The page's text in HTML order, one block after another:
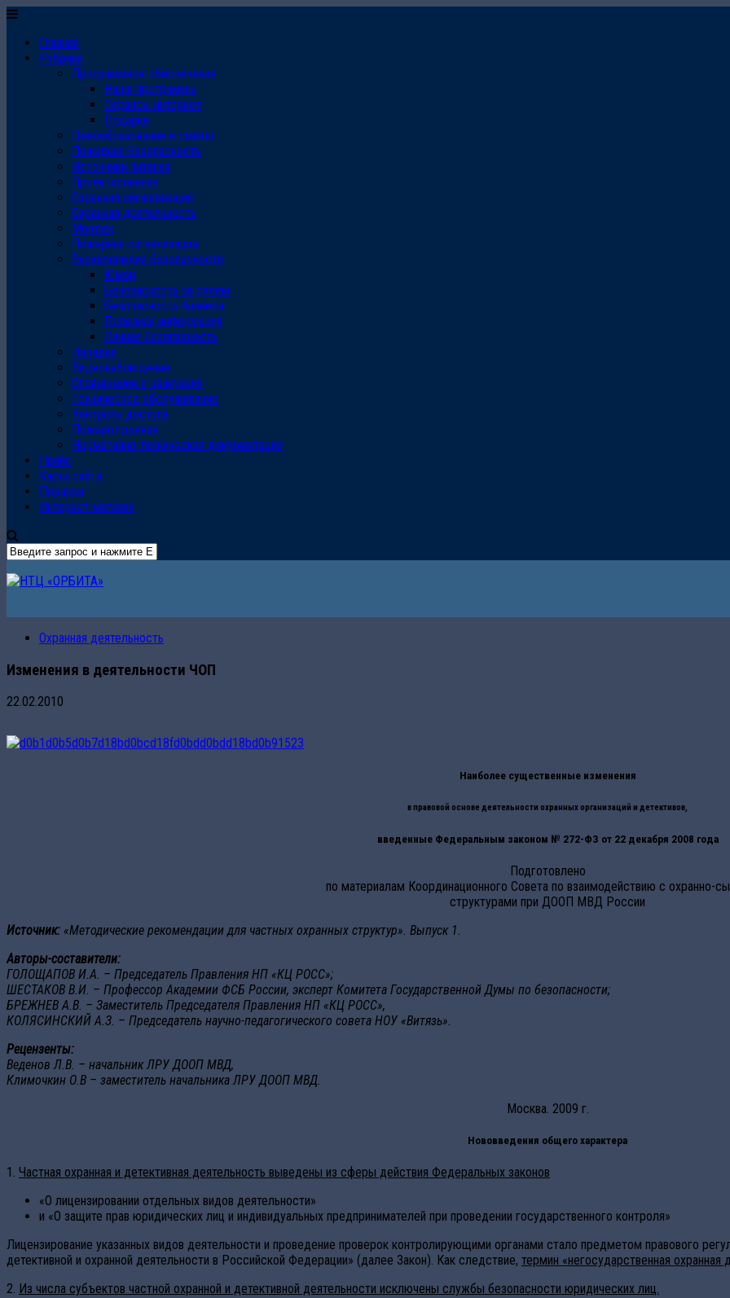
Главная
Рубрики
Программное обеспечение
Наши программы
Сервисы интернет
Подарки
Ценообразование и сметы
Пожарная безопасность
Источники питания
Проектирование
Охранная сигнализация
Охранная деятельность
Монтаж
Пожарная сигнализация
Энциклопедия безопасности
Юмор
Безопасность за рулем
Безопасность бизнеса
Полезная информация
Личная безопасность
Наладка
Видеонаблюдение
Оповещение и эвакуация
Техническое обслуживание
Контроль доступа
Пожаротушение
Нормативно-техническая документация
Прайс
Карта сайта
Подарки
Интернет-магазин
Охранная деятельность
Изменения в деятельности ЧОП
22.02.2010
Наиболее существенные изменения
в правовой основе деятельности охранных организаций и детективов,
введенные Федеральным законом № 272-ФЗ от 22 декабря 2008 года
Подготовлено
по материалам Координационного Совета по взаимодействию с охранно-
структурами при ДООП МВД России
Источник: «Методические рекомендации для частных охранных структур». Выпуск 1.
Авторы-составители:
ГОЛОЩАПОВ И.А. – Председатель Правления НП «КЦ РОСС»;
ШЕСТАКОВ В.И. – Профессор Академии ФСБ России, эксперт Комитета Государственной Думы по безопасности;
БРЕЖНЕВ А.В. – Заместитель Председателя Правления НП «КЦ РОСС»,
КОЛЯСИНСКИЙ А.З. – Председатель научно-педагогического совета НОУ «Витязь».
Рецензенты:
Веденов Л.В. – начальник ЛРУ ДООП МВД,
Климочкин О.В – заместитель начальника ЛРУ ДООП МВД.
Москва. 2009 г.
Нововведения общего характера
1. Частная охранная и детективная деятельность выведены из сферы действия Федеральных законов
«О лицензировании отдельных видов деятельности»
и «О защите прав юридических лиц и индивидуальных предпринимателей при проведении государственного контроля»
Лицензирование указанных видов деятельности и проведение проверок контролирующими органами стало предметом правового
детективной и охранной деятельности в Российской Федерации» (далее Закон). Как следствие, термин «негосударственная
2. Из числа субъектов частной охранной и детективной деятельности исключены службы безопасности юридических лиц.